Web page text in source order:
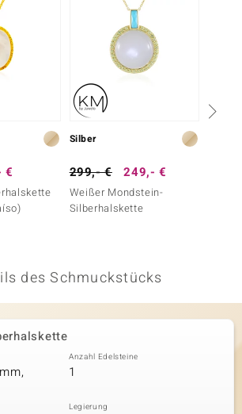
€
Silber
299,- € 249,- €
Weißer Mondstein-
Silberhalskette
des Schmuckstücks
Anzahl Edelsteine
1
Legierung